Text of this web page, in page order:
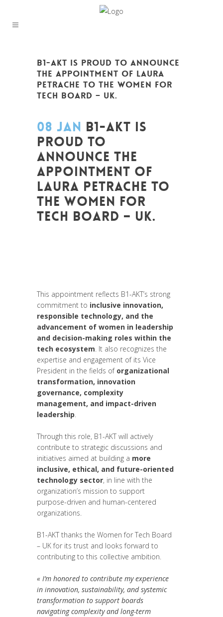
B1-AKT IS PROUD TO ANNOUNCE
THE APPOINTMENT OF LAURA
PETRACHE TO THE WOMEN FOR
TECH BOARD – UK.
08 JAN B1-AKT IS
PROUD TO
ANNOUNCE THE
APPOINTMENT OF
LAURA PETRACHE TO
THE WOMEN FOR
TECH BOARD – UK.
This appointment reflects B1-AKT’s strong
commitment to inclusive innovation,
responsible technology, and the
advancement of women in leadership
and decision-making roles within the
tech ecosystem. It also recognizes the
expertise and engagement of its Vice
President in the fields of organizational
transformation, innovation
governance, complexity
management, and impact-driven
leadership.
Through this role, B1-AKT will actively
contribute to strategic discussions and
initiatives aimed at building a more
inclusive, ethical, and future-oriented
technology sector, in line with the
organization’s mission to support
purpose-driven and human-centered
organizations.
B1-AKT thanks the Women for Tech Board
– UK for its trust and looks forward to
contributing to this collective ambition.
« I’m honored to contribute my experience
in innovation, sustainability, and systemic
transformation to support boards
navigating complexity and long-term